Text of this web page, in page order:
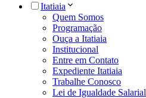
Itatiaia
Quem Somos
Programação
Ouça a Itatiaia
Institucional
Entre em Contato
Expediente Itatiaia
Trabalhe Conosco
Lei de Igualdade Salarial